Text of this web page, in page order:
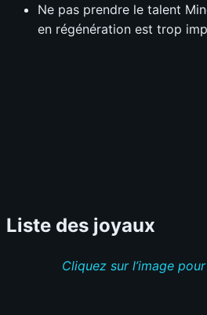
Ne pas prendre le talent
en régénération est trop
Liste des joyaux
Cliquez sur l’image